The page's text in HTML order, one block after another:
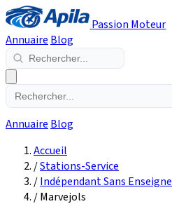
Passion Moteur
Annuaire Blog
Annuaire Blog
Accueil
/Stations-Service
/Indépendant Sans Enseigne
/Marvejols